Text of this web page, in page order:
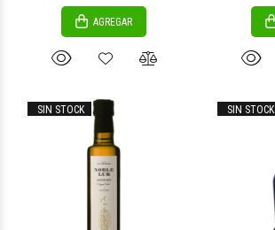
AGREGAR
SIN STOCK SIN STOCK